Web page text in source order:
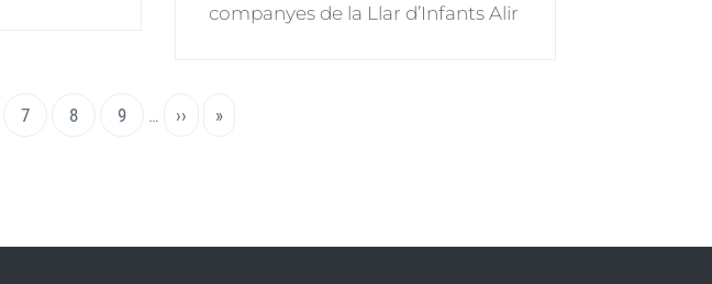
companyes de la Llar d’Infants Alir
Page
7 Page
8 Page
9 …
Pàgina
››
Última
»